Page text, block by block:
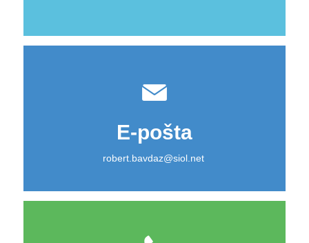
E-pošta
robert.bavdaz@siol.net